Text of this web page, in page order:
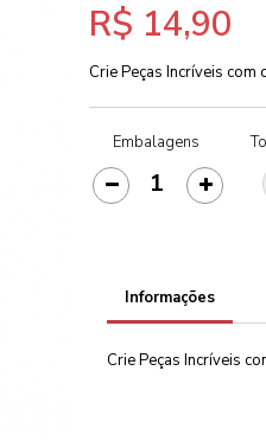
R$ 14,90
Crie Peças Incríveis
Embalagens
Informações
Crie Peças Incríveis